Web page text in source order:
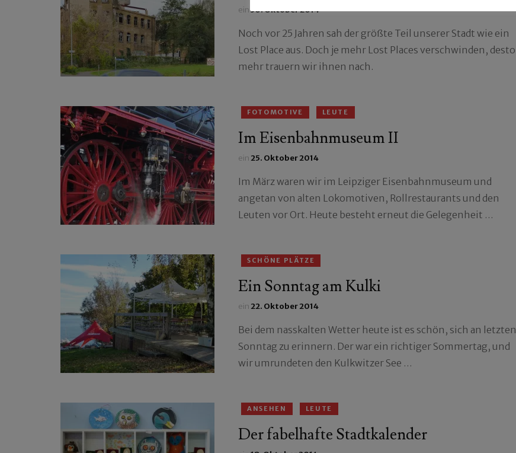
ein30. Oktober 2014
Noch vor 25 Jahren sah der größte Teil unserer Stadt wie ein
Lost Place aus. Doch je mehr Lost Places verschwinden, desto
mehr trauern wir ihnen nach.
FOTOMOTIVE LEUTE
Im Eisenbahnmuseum II
ein25. Oktober 2014
Im März waren wir im Leipziger Eisenbahnmuseum und
angetan von alten Lokomotiven, Rollrestaurants und den
Leuten vor Ort. Heute besteht erneut die Gelegenheit …
SCHÖNE PLÄTZE
Ein Sonntag am Kulki
ein22. Oktober 2014
Bei dem nasskalten Wetter heute ist es schön, sich an letzten
Sonntag zu erinnern. Der war ein richtiger Sommertag, und
wir umrundeten den Kulkwitzer See …
ANSEHEN LEUTE
Der fabelhafte Stadtkalender